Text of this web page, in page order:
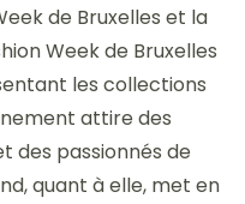
de Bruxelles et la
Week de Bruxelles
les collections
attire des
des passionnés de
quant à elle, met en